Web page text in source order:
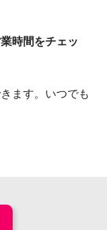
時間をチェッ
ます。いつでも